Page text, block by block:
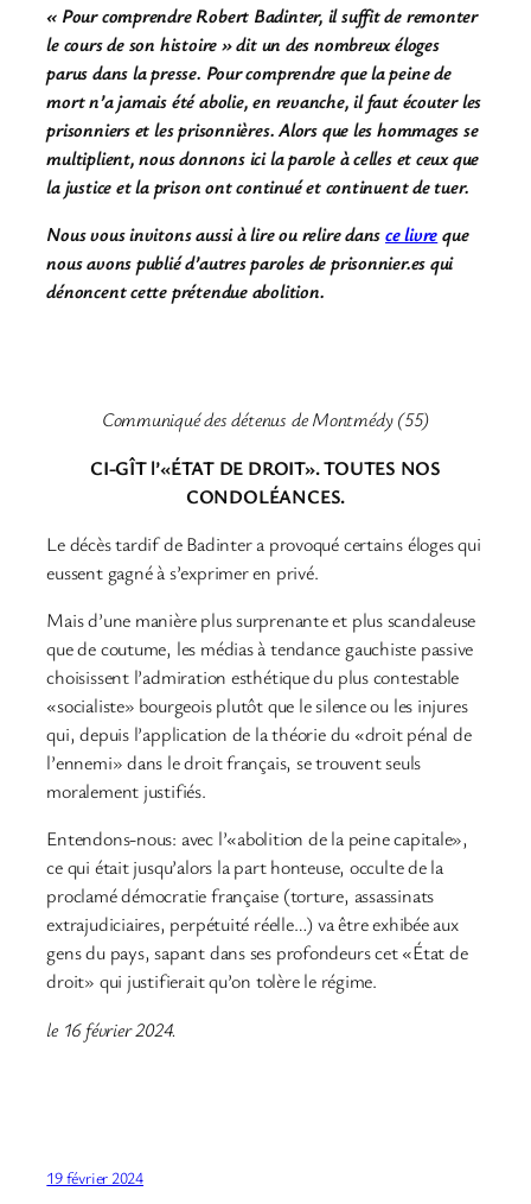
« Pour comprendre Robert Badinter, il suffit de remonter
le cours de son histoire » dit un des nombreux éloges
parus dans la presse. Pour comprendre que la peine de
mort n’a jamais été abolie, en revanche, il faut écouter les
prisonniers et les prisonnières. Alors que les hommages se
multiplient, nous donnons ici la parole à celles et ceux que
la justice et la prison ont continué et continuent de tuer.
Nous vous invitons aussi à lire ou relire dansce livreque
nous avons publié d’autres paroles de prisonnier.es qui
dénoncent cette prétendue abolition.
Communiqué des détenus de Montmédy (55)
CI-GÎT l’«ÉTAT DE DROIT». TOUTES NOS
CONDOLÉANCES.
Le décès tardif de Badinter a provoqué certains éloges qui
eussent gagné à s’exprimer en privé.
Mais d’une manière plus surprenante et plus scandaleuse
que de coutume, les médias à tendance gauchiste passive
choisissent l’admiration esthétique du plus contestable
«socialiste» bourgeois plutôt que le silence ou les injures
qui, depuis l’application de la théorie du «droit pénal de
l’ennemi» dans le droit français, se trouvent seuls
moralement justifiés.
Entendons-nous: avec l’«abolition de la peine capitale»,
ce qui était jusqu’alors la part honteuse, occulte de la
proclamé démocratie française (torture, assassinats
extrajudiciaires, perpétuité réelle…) va être exhibée aux
gens du pays, sapant dans ses profondeurs cet «État de
droit» qui justifierait qu’on tolère le régime.
le 16 février 2024.
19 février 2024